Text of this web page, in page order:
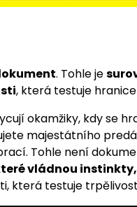
. Tohle je
, která testuje
okamžiky, kdy se
majestátního
Tohle není
vládnou
která testuje